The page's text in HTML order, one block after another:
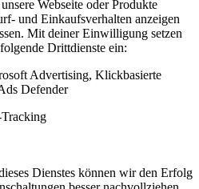
Webseite oder Produkte
und Einkaufsverhalten anzeigen
Mit deiner Einwilligung setzen
Drittdienste ein:
Advertising, Klickbasierte
Defender
Dienstes können wir den Erfolg